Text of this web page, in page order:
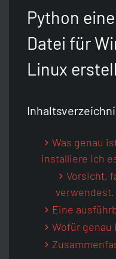
Python
Java
Zurück
Unix-Timestamp
HTTP-Header
WordPress Passwort
Passwort-Generator
Zurück
Raspberry Pi
Artikel Idee
Discord Server
Python
Datei für
Linux
Was genau
installiere ich
Vorsicht,
verwendest.
Eine
Wofür genau